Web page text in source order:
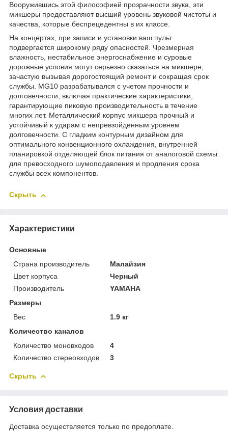
Вооружившись этой философией прозрачности звука, эти
микшеры предоставляют высший уровень звуковой чистоты и
качества, которые беспрецедентны в их классе.
На концертах, при записи и установки ваш пульт
подвергается широкому ряду опасностей. Чрезмерная
влажность, нестабильное энергоснабжение и суровые
дорожные условия могут серьезно сказаться на микшере,
зачастую вызывая дорогостоящий ремонт и сокращая срок
службы. MG10 разрабатывался с учетом прочности и
долговечности, включая практические характеристики,
гарантирующие пиковую производительность в течение
многих лет. Металлический корпус микшера прочный и
устойчивый к ударам с непревзойденным уровнем
долговечности. С гладким контурным дизайном для
оптимального конвенционного охлаждения, внутренней
планировкой отделяющей блок питания от аналоговой схемы
для превосходного шумоподавления и продления срока
службы всех компонентов.
Скрыть
Характеристики
Основные
Страна производитель
Малайзия
Цвет корпуса
Черный
Производитель
YAMAHA
Размеры
Вес
1.9 кг
Количество каналов
Количество моновходов
4
Количество стереовходов
3
Скрыть
Условия доставки
Доставка осуществляется только по предоплате.